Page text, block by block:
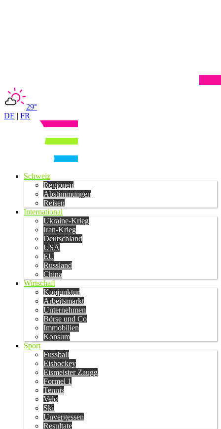
29°
DE | FR
Schweiz
Regionen
Abstimmungen
Reisen
International
Ukraine-Krieg
Iran-Krieg
Deutschland
USA
EU
Russland
China
Wirtschaft
Konjunktur
Arbeitsmarkt
Unternehmen
Börse und Co
Immobilien
Konsum
Sport
Fussball
Eishockey
Eismeister Zaugg
Formel 1
Tennis
Velo
Ski
Unvergessen
Resultate